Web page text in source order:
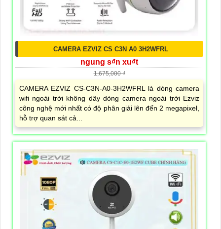
CAMERA EZVIZ CS C3N A0 3H2WFRL
ngung s₫n xu₫t
1,675,000 ₫
CAMERA EZVIZ CS-C3N-A0-3H2WFRL là dòng camera
wifi ngoài trời không dây dòng camera ngoài trời Ezviz
công nghệ mới nhất có độ phân giải lên đến 2 megapixel,
hỗ trợ quan sát cả...